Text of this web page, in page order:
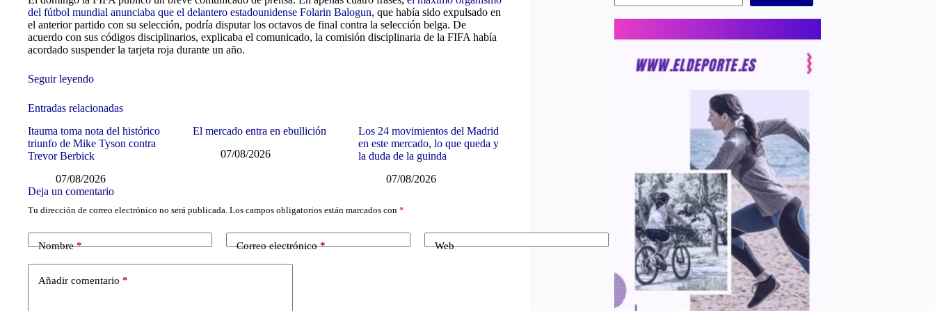
del fútbol mundial anunciaba que el delantero estadounidense Folarin Balogun, que había sido expulsado en
el anterior partido con su selección, podría disputar los octavos de final contra la selección belga. De
acuerdo con sus códigos disciplinarios, explicaba el comunicado, la comisión disciplinaria de la FIFA había
acordado suspender la tarjeta roja durante un año.
Seguir leyendo
Entradas relacionadas
Itauma toma nota del histórico
triunfo de Mike Tyson contra
Trevor Berbick
07/08/2026
El mercado entra en ebullición
07/08/2026
Los 24 movimientos del Madrid
en este mercado, lo que queda y
la duda de la guinda
07/08/2026
Deja un comentario
Tu dirección de correo electrónico no será publicada. Los campos obligatorios están marcados con *
Nombre* Correo electrónico* Web
Añadir comentario *